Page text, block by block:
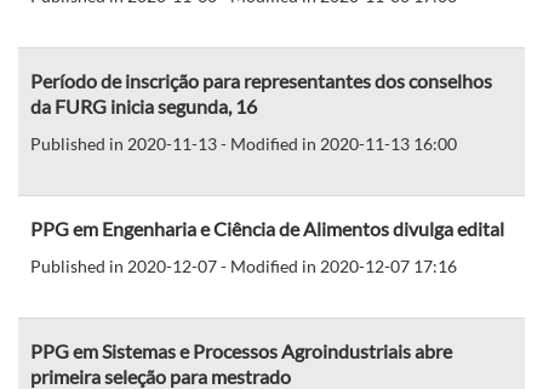
Período de inscrição para representantes dos conselhos
da FURG inicia segunda, 16
Published in 2020-11-13 - Modified in 2020-11-13 16:00
PPG em Engenharia e Ciência de Alimentos divulga edital
Published in 2020-12-07 - Modified in 2020-12-07 17:16
PPG em Sistemas e Processos Agroindustriais abre
primeira seleção para mestrado